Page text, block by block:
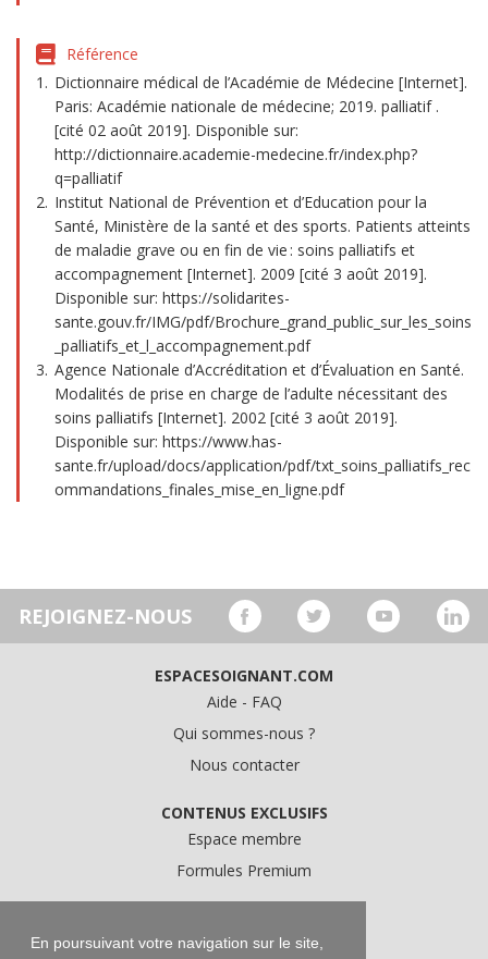
En poursuivant votre navigation sur le site,
Référence
Dictionnaire médical de l’Académie de Médecine [Internet].
Paris: Académie nationale de médecine; 2019. palliatif .
[cité 02 août 2019]. Disponible sur:
http://dictionnaire.academie-medecine.fr/index.php?
q=palliatif
Institut National de Prévention et d’Education pour la
Santé, Ministère de la santé et des sports. Patients atteints
de maladie grave ou en fin de vie : soins palliatifs et
accompagnement [Internet]. 2009 [cité 3 août 2019].
Disponible sur: https://solidarites-
sante.gouv.fr/IMG/pdf/Brochure_grand_public_sur_les_soins
_palliatifs_et_l_accompagnement.pdf
Agence Nationale d’Accréditation et d’Évaluation en Santé.
Modalités de prise en charge de l’adulte nécessitant des
soins palliatifs [Internet]. 2002 [cité 3 août 2019].
Disponible sur: https://www.has-
sante.fr/upload/docs/application/pdf/txt_soins_palliatifs_rec
ommandations_finales_mise_en_ligne.pdf
REJOIGNEZ-NOUS
ESPACESOIGNANT.COM
Aide - FAQ
Qui sommes-nous ?
Nous contacter
CONTENUS EXCLUSIFS
Espace membre
Formules Premium
Conditions Générales d'Utilisation